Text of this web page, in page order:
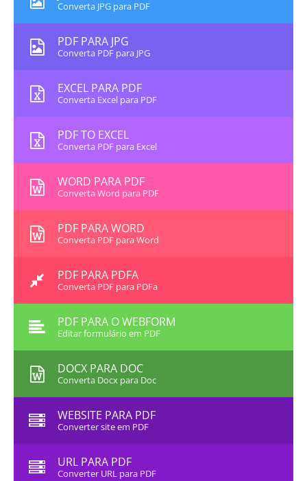
Converta JPG para PDF
PDF PARA JPG
Converta PDF para JPG
EXCEL PARA PDF
Converta Excel para PDF
PDF TO EXCEL
Converta PDF para Excel
WORD PARA PDF
Converta Word para PDF
PDF PARA WORD
Converta PDF para Word
PDF PARA PDFA
Converta PDF para PDFa
PDF PARA O WEBFORM
Editar formulário em PDF
DOCX PARA DOC
Converta Docx para Doc
WEBSITE PARA PDF
Converter site em PDF
URL PARA PDF
Converter URL para PDF